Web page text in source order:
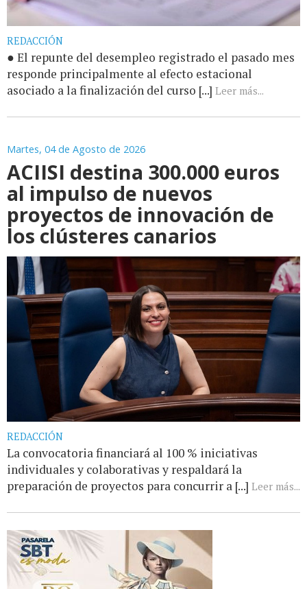
REDACCIÓN
● El repunte del desempleo registrado el pasado mes
responde principalmente al efecto estacional
asociado a la finalización del curso [...] Leer más...
Martes, 04 de Agosto de 2026
ACIISI destina 300.000 euros
al impulso de nuevos
proyectos de innovación de
los clústeres canarios
REDACCIÓN
La convocatoria financiará al 100 % iniciativas
individuales y colaborativas y respaldará la
preparación de proyectos para concurrir a [...] Leer más...